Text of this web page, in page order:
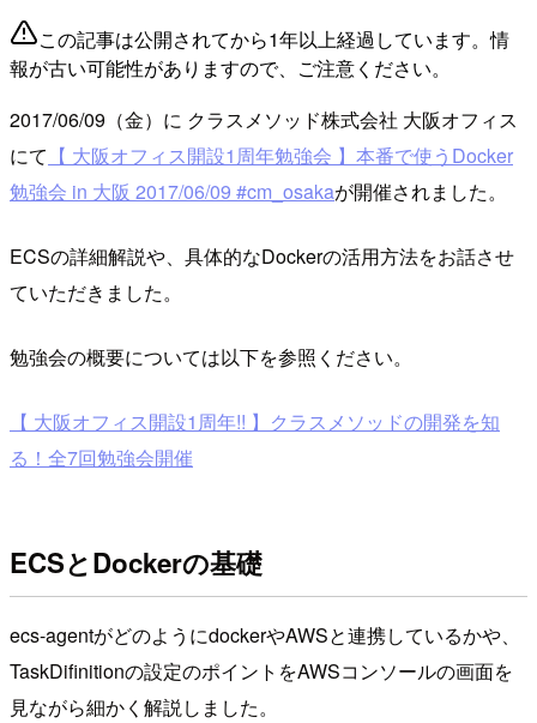
この記事は公開されてから1年以上経過しています。情
報が古い可能性がありますので、ご注意ください。
2017/06/09（金）に クラスメソッド株式会社 大阪オフィス
にて 【 大阪オフィス開設1周年勉強会 】本番で使うDocker
勉強会 in 大阪 2017/06/09 #cm_osakaが開催されました。
ECSの詳細解説や、具体的なDockerの活用方法をお話させ
ていただきました。
勉強会の概要については以下を参照ください。
【 大阪オフィス開設1周年!! 】クラスメソッドの開発を知
る！全7回勉強会開催
ECSとDockerの基礎
ecs-agentがどのようにdockerやAWSと連携しているかや、
TaskDifinitionの設定のポイントをAWSコンソールの画面を
見ながら細かく解説しました。